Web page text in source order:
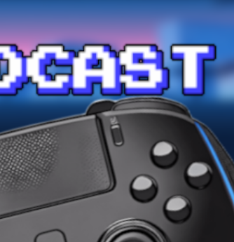
Przejdź do głównej zawartości